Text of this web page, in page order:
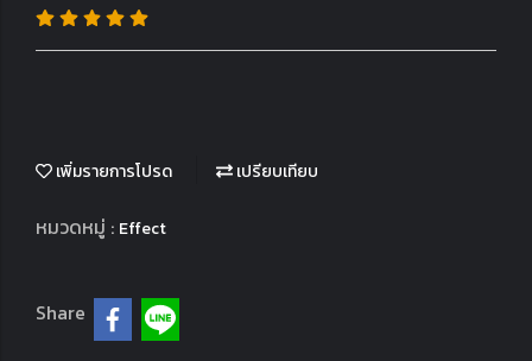
เพิ่มรายการโปรด เปรียบเทียบ
หมวดหมู่ : Effect
Share